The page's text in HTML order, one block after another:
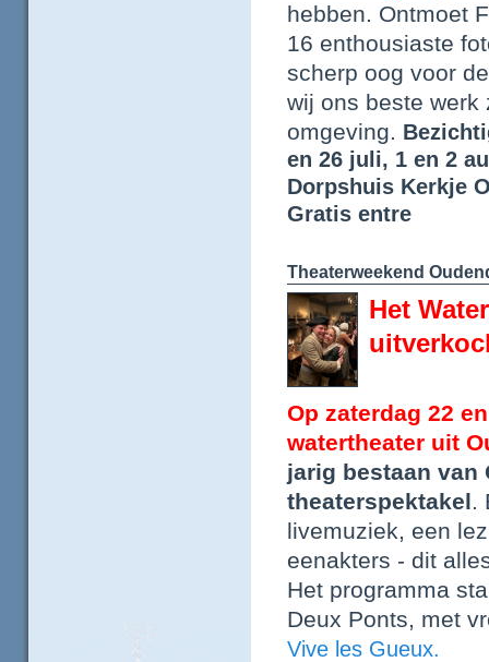
hebben. Ontmoet
16 enthousiaste
scherp oog voor
wij ons beste werk
omgeving.
en 26 juli, 1 en 2
Dorpshuis Kerkje
Gratis entre
Theaterweekend
Het
Op zaterdag 22
watertheater uit
jarig bestaan van
theaterspektakel.
livemuziek, een
eenakters - dit
Het programma
Deux Ponts, met
Vive les Gueux.